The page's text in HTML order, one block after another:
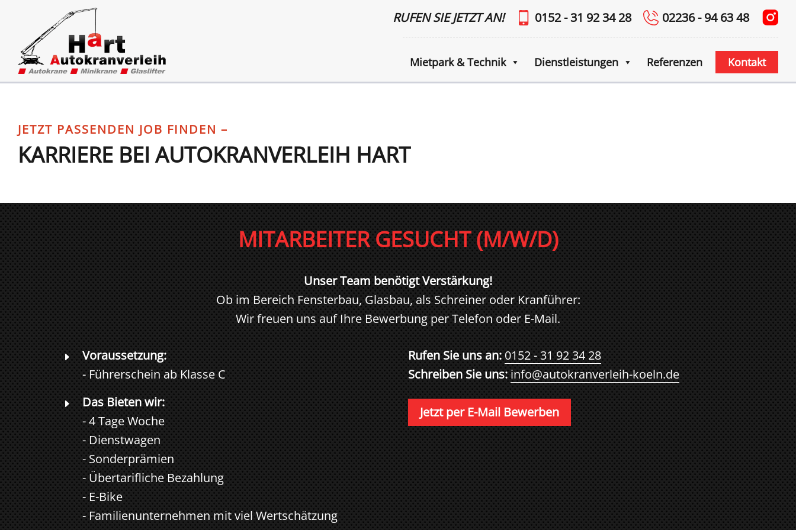
Zum Inhalt springen
RUFEN SIE JETZT AN! 0152 - 31 92 34 28 02236 - 94 63 48
Mietpark & Technik Dienstleistungen Referenzen Kontakt
JETZT PASSENDEN JOB FINDEN –
KARRIERE BEI AUTOKRANVERLEIH HART
MITARBEITER GESUCHT (M/W/D)
Unser Team benötigt Verstärkung!
Ob im Bereich Fensterbau, Glasbau, als Schreiner oder Kranführer:
Wir freuen uns auf Ihre Bewerbung per Telefon oder E-Mail.
E
Voraussetzung:
- Führerschein ab Klasse C
E
Das Bieten wir:
- 4 Tage Woche
- Dienstwagen
- Sonderprämien
- Übertarifliche Bezahlung
- E-Bike
- Familienunternehmen mit viel Wertschätzung
Rufen Sie uns an: 0152 - 31 92 34 28
Schreiben Sie uns: info@autokranverleih-koeln.de
Jetzt per E-Mail Bewerben